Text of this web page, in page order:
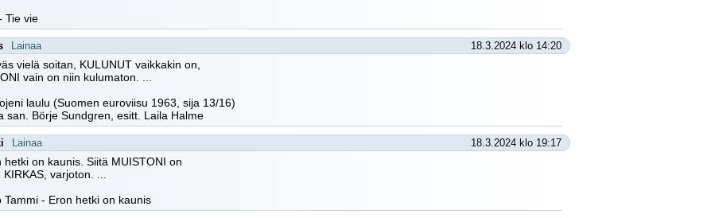
Tie vie
Lainaa 18.3.2024 klo 14:20
vielä soitan, KULUNUT vaikkakin on,
vain on niin kulumaton. ...
laulu (Suomen euroviisu 1963, sija 13/16)
san. Börje Sundgren, esitt. Laila Halme
Lainaa 18.3.2024 klo 19:17
hetki on kaunis. Siitä MUISTONI on
varjoton. ...
Tammi - Eron hetki on kaunis